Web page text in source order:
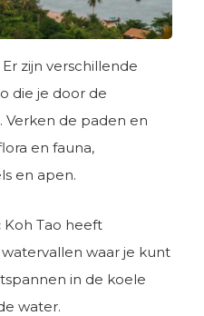
Er zijn verschillende
die je door de
de paden en
en fauna,
en apen.
Koh Tao heeft
waar je kunt
in de koele
water.